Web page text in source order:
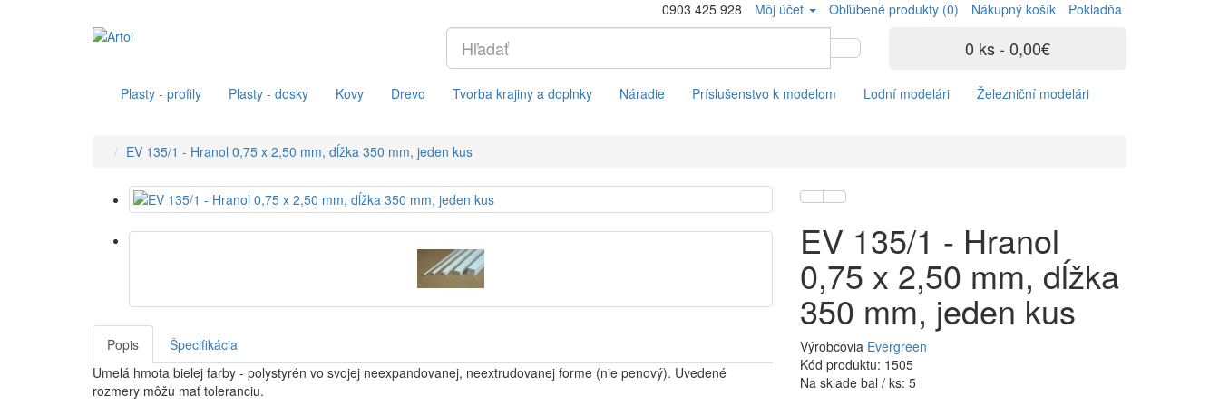
0903 425 928 Môj účet Obľúbené produkty (0) Nákupný košík Pokladňa
0 ks - 0,00€
Plasty - profily Plasty - dosky Kovy Drevo Tvorba krajiny a doplnky Náradie Príslušenstvo k modelom Lodní modelári Železniční modelári
EV 135/1 - Hranol 0,75 x 2,50 mm, dĺžka 350 mm, jeden kus
Popis
Špecifikácia
Umelá hmota bielej farby - polystyrén vo svojej neexpandovanej, neextrudovanej forme (nie penový). Uvedené
rozmery môžu mať toleranciu.
EV 135/1 - Hranol
0,75 x 2,50 mm, dĺžka
350 mm, jeden kus
Výrobcovia Evergreen
Kód produktu: 1505
Na sklade bal / ks: 5